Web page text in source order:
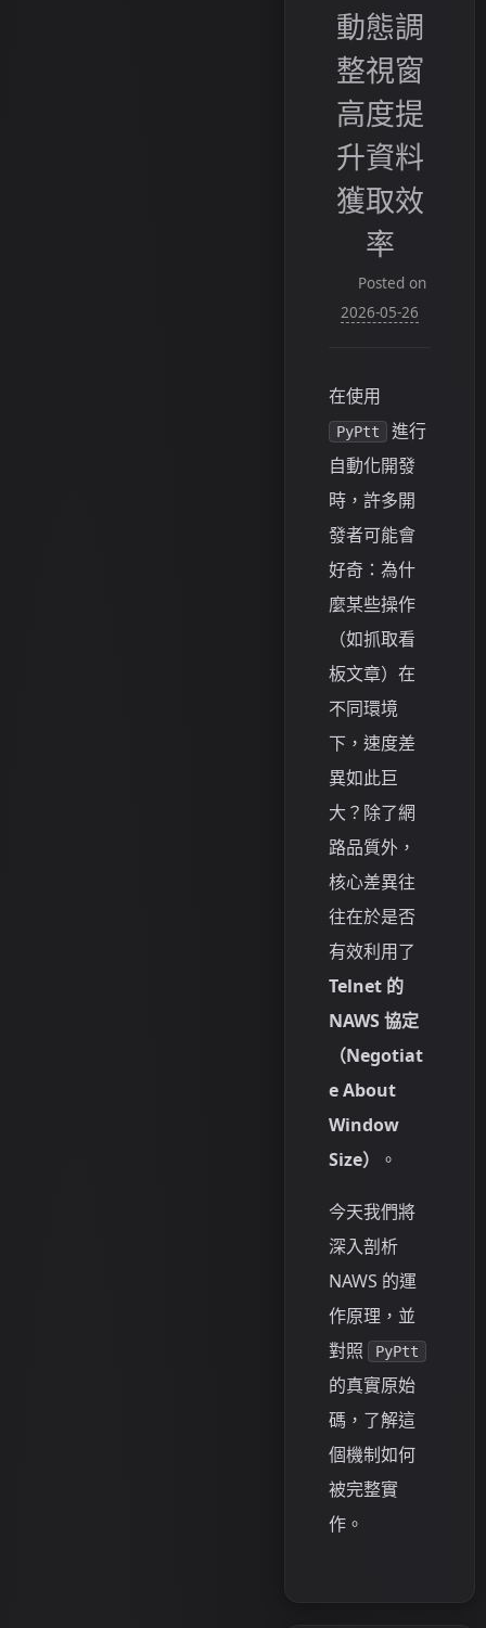
動態調
整視窗
高度提
升資料
獲取效
率
Posted on
2026-05-26
在使用
PyPtt
進行
自動化開發
時，許多開
發者可能會
好奇：為什
麼某些操作
（如抓取看
板文章）在
不同環境
下，速度差
異如此巨
大？除了網
路品質外，
核心差異往
往在於是否
有效利用了
Telnet 的
NAWS 協定
（Negotiat
e About
Window
Size）
。
今天我們將
深入剖析
NAWS 的運
作原理，並
對照
PyPtt
的真實原始
碼，了解這
個機制如何
被完整實
作。